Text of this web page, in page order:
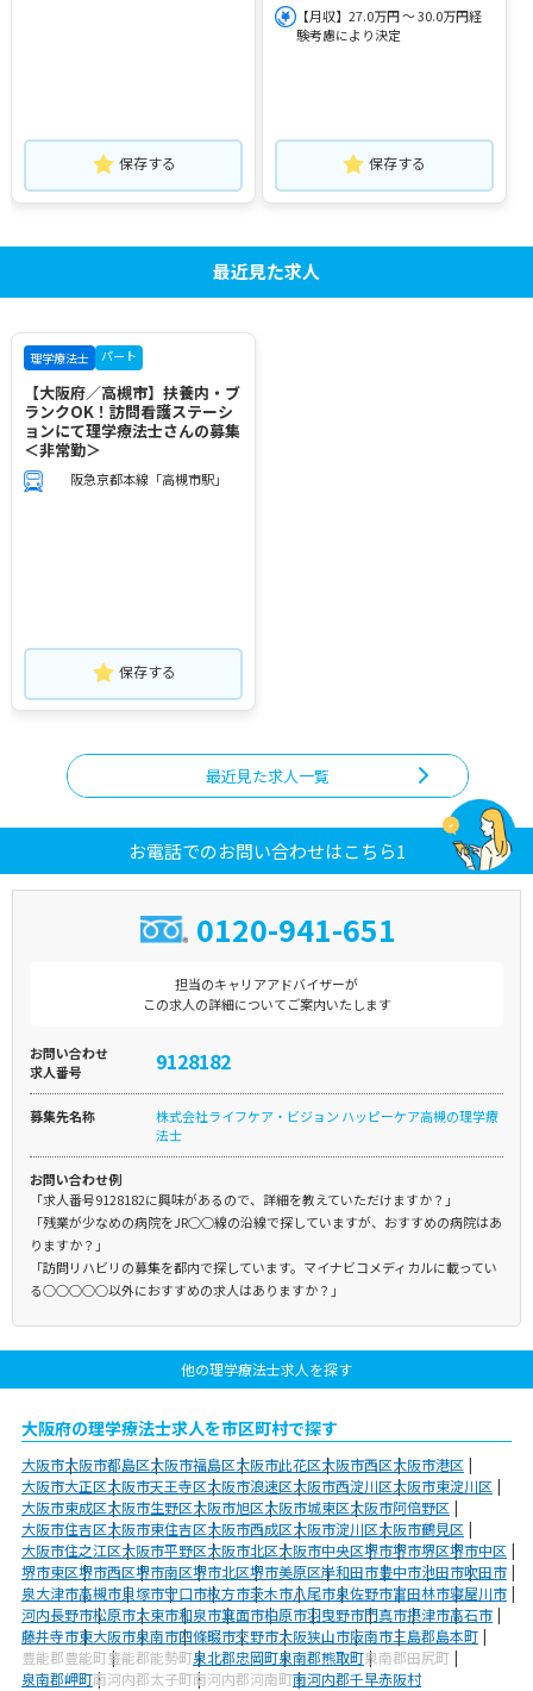
保存する
【月収】27.0万円 ～ 30.0万円経
験考慮により決定
保存する
最近見た求人
理学療法士 パート
【大阪府／高槻市】扶養内・ブ
ランクOK！訪問看護ステーシ
ョンにて理学療法士さんの募集
＜非常勤＞
阪急京都本線「高槻市駅」
保存する
最近見た求人一覧
お電話でのお問い合わせはこちら1
0120-941-651
担当のキャリアアドバイザーが
この求人の詳細についてご案内いたします
お問い合わせ
求人番号
9128182
募集先名称
株式会社ライフケア・ビジョン ハッピーケア高槻の理学療
法士
お問い合わせ例
「求人番号9128182に興味があるので、詳細を教えていただけますか？」
「残業が少なめの病院をJR○○線の沿線で探していますが、おすすめの病院はあ
りますか？」
「訪問リハビリの募集を都内で探しています。マイナビコメディカルに載ってい
る○○○○○以外におすすめの求人はありますか？」
他の理学療法士求人を探す
大阪府の理学療法士求人を市区町村で探す
大阪市大阪市都島区大阪市福島区大阪市此花区大阪市西区大阪市港区
大阪市大正区大阪市天王寺区大阪市浪速区大阪市西淀川区大阪市東淀川区
大阪市東成区大阪市生野区大阪市旭区大阪市城東区大阪市阿倍野区
大阪市住吉区大阪市東住吉区大阪市西成区大阪市淀川区大阪市鶴見区
大阪市住之江区大阪市平野区大阪市北区大阪市中央区堺市堺市堺区堺市中区
堺市東区堺市西区堺市南区堺市北区堺市美原区岸和田市豊中市池田市吹田市
泉大津市高槻市貝塚市守口市枚方市茨木市八尾市泉佐野市富田林市寝屋川市
河内長野市松原市大東市和泉市箕面市柏原市羽曳野市門真市摂津市高石市
藤井寺市東大阪市泉南市四條畷市交野市大阪狭山市阪南市三島郡島本町
豊能郡豊能町豊能郡能勢町泉北郡忠岡町泉南郡熊取町泉南郡田尻町
泉南郡岬町南河内郡太子町南河内郡河南町南河内郡千早赤阪村